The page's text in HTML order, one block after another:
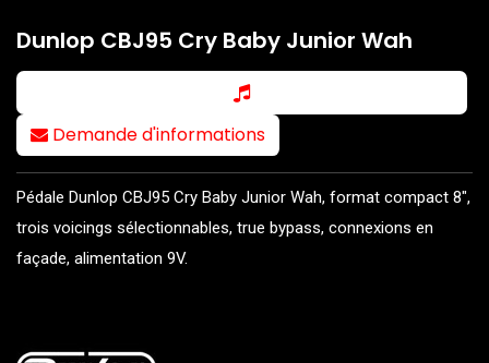
Dunlop CBJ95 Cry Baby Junior Wah
Demande d'informations
Pédale Dunlop CBJ95 Cry Baby Junior Wah, format compact 8",
trois voicings sélectionnables, true bypass, connexions en
façade, alimentation 9V.